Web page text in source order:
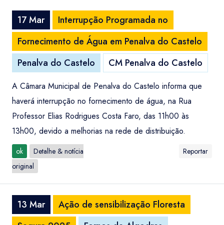
17 Mar
Interrupção Programada no
Fornecimento de Água em Penalva do Castelo
Penalva do Castelo
CM Penalva do Castelo
A Câmara Municipal de Penalva do Castelo informa que
haverá interrupção no fornecimento de água, na Rua
Professor Elias Rodrigues Costa Faro, das 11h00 às
13h00, devido a melhorias na rede de distribuição.
ok
Detalhe & notícia
original
Reportar
13 Mar
Ação de sensibilização Floresta